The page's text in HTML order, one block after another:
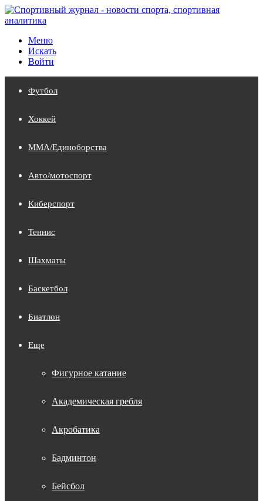
Меню
Искать
Войти
Футбол
Хоккей
MMA/Единоборства
Авто/мотоспорт
Киберспорт
Теннис
Шахматы
Баскетбол
Биатлон
Еще
Фигурное катание
Академическая гребля
Акробатика
Бадминтон
Бейсбол